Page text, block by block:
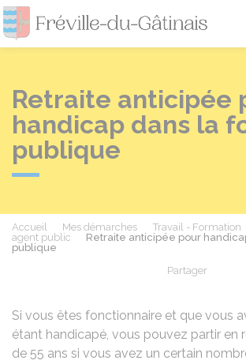
Retraite anticipée
handicap dans la
publique
Accueil Mes démarches Travail - Formation
agent public
Retraite anticipée pour
publique
Partager
Si vous êtes fonctionnaire et que vous
étant handicapé, vous pouvez partir en
de 55 ans si vous avez un certain